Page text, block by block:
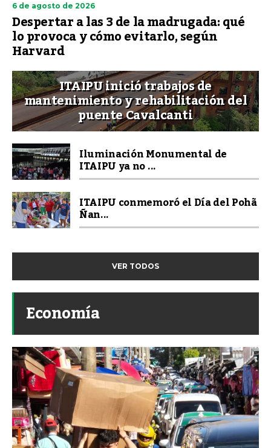
6 de agosto de 2026
Despertar a las 3 de la madrugada: qué
lo provoca y cómo evitarlo, según
Harvard
ITAIPU inició trabajos de
mantenimiento y rehabilitación del
puente Cavalcanti
Iluminación Monumental de
ITAIPU ya no ...
ITAIPU conmemoró el Día del Pohã
Ñan...
VER TODOS
Economía